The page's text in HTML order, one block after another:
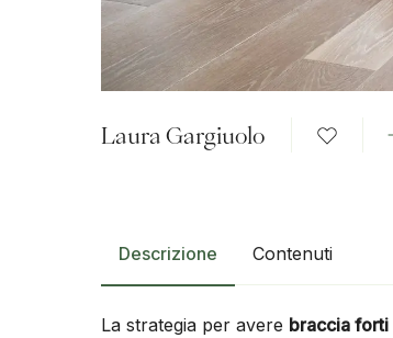
Laura Gargiuolo
Descrizione Contenuti
La strategia per avere braccia forti